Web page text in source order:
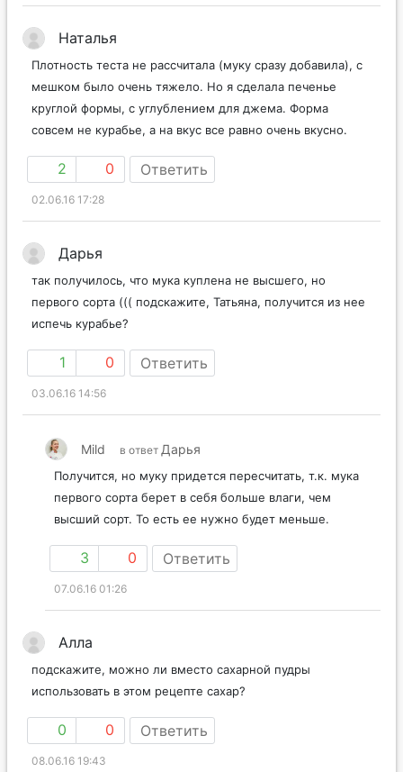
Наталья
Плотность теста не рассчитала (муку сразу добавила), с
мешком было очень тяжело. Но я сделала печенье
круглой формы, с углублением для джема. Форма
совсем не курабье, а на вкус все равно очень вкусно.
2 0 Ответить
02.06.16 17:28
Дарья
так получилось, что мука куплена не высшего, но
первого сорта ((( подскажите, Татьяна, получится из нее
испечь курабье?
1 0 Ответить
03.06.16 14:56
Mild в ответ Дарья
Получится, но муку придется пересчитать, т.к. мука
первого сорта берет в себя больше влаги, чем
высший сорт. То есть ее нужно будет меньше.
3 0 Ответить
07.06.16 01:26
Алла
подскажите, можно ли вместо сахарной пудры
использовать в этом рецепте сахар?
0 0 Ответить
08.06.16 19:43